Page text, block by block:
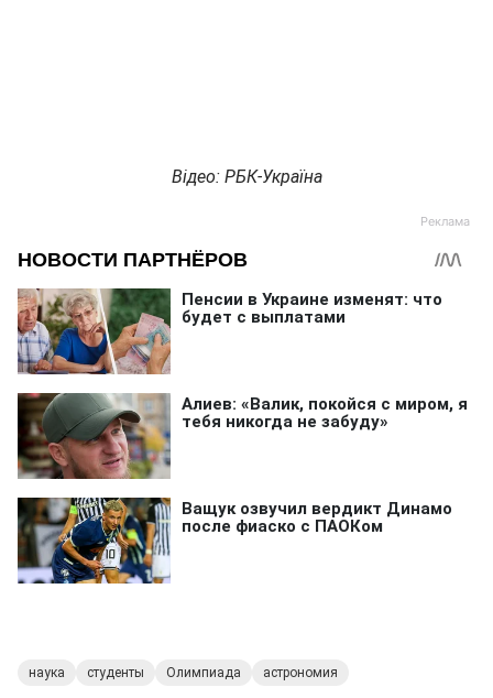
Відео: РБК-Україна
наука студенты Олимпиада астрономия